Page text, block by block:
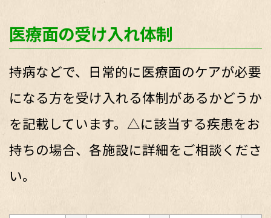
医療面の受け入れ体制
持病などで、日常的に医療面のケアが必要
になる方を受け入れる体制があるかどうか
を記載しています。△に該当する疾患をお
持ちの場合、各施設に詳細をご相談くださ
い。